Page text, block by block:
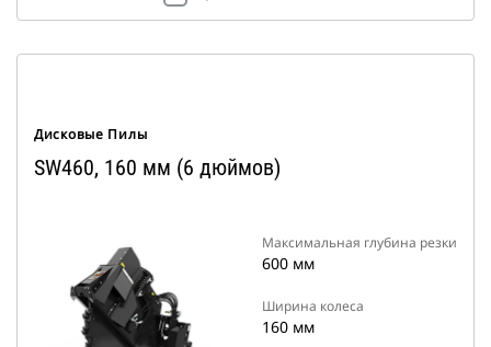
Дисковые Пилы
SW460, 160 мм (6 дюймов)
Максимальная глубина резки
600 мм
Ширина колеса
160 мм